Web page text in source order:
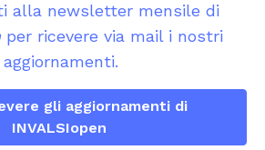
alla newsletter mensile di
per ricevere via mail i nostri
aggiornamenti.
gli aggiornamenti di
INVALSIopen